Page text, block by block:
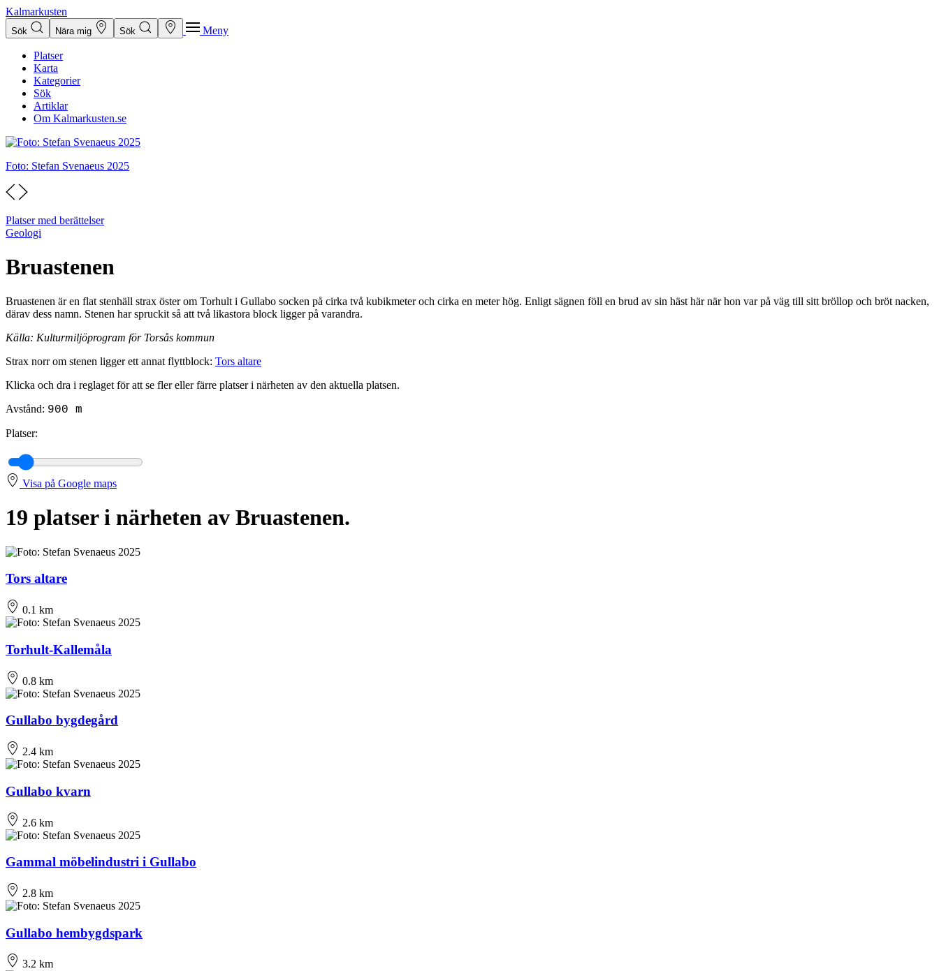
Kalmarkusten
Sök Nära mig Sök Meny
Platser
Karta
Kategorier
Sök
Artiklar
Om Kalmarkusten.se
Foto: Stefan Svenaeus 2025
Platser med berättelser
Geologi
Bruastenen
Bruastenen är en flat stenhäll strax öster om Torhult i Gullabo socken på cirka två kubikmeter och cirka en meter hög. Enligt sägnen föll en brud av sin häst här när hon var på väg till sitt bröllop och bröt nacken,
därav dess namn. Stenen har spruckit så att två likastora block ligger på varandra.
Källa: Kulturmiljöprogram för Torsås kommun
Strax norr om stenen ligger ett annat flyttblock: Tors altare
Klicka och dra i reglaget för att se fler eller färre platser i närheten av den aktuella platsen.
Avstånd: 900 m
Platser:
Visa på Google maps
19 platser i närheten av Bruastenen.
Tors altare
0.1 km
Torhult-Kallemåla
0.8 km
Gullabo bygdegård
2.4 km
Gullabo kvarn
2.6 km
Gammal möbelindustri i Gullabo
2.8 km
Gullabo hembygdspark
3.2 km